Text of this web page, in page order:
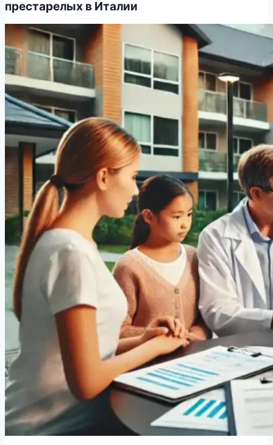
престарелых в Италии